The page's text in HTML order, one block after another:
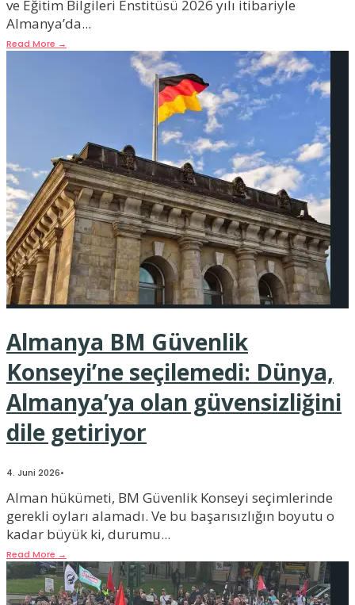
ve Eğitim Bilgileri Enstitüsü 2026 yılı itibariyle
Almanya’da...
Read More →
Almanya BM Güvenlik
Konseyi’ne seçilemedi: Dünya,
Almanya’ya olan güvensizliğini
dile getiriyor
4. Juni 2026•
Alman hükümeti, BM Güvenlik Konseyi seçimlerinde
gerekli oyları alamadı. Ve bu başarısızlığın boyutu o
kadar büyük ki, durumu...
Read More →